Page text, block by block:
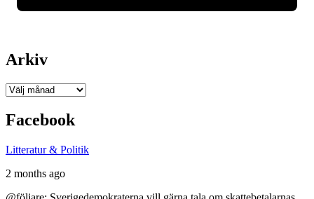
Arkiv
Arkiv
Facebook
Litteratur & Politik
2 months ago